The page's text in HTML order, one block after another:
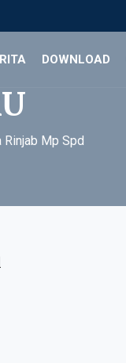
DOWNLOAD
Rinjab Mp Spd